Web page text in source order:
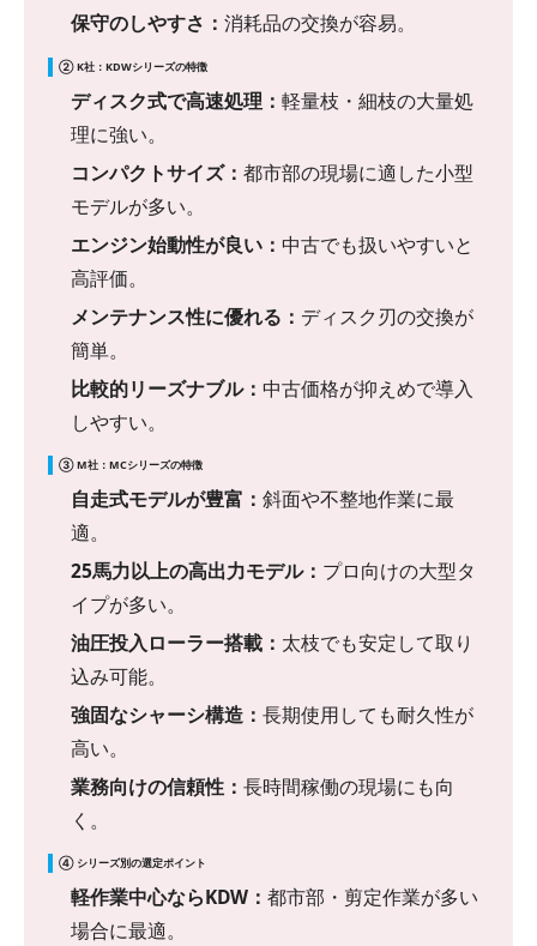
保守のしやすさ： 消耗品の交換が容易。
② K社：KDWシリーズの特徴
ディスク式で高速処理： 軽量枝・細枝の大量処
理に強い。
コンパクトサイズ： 都市部の現場に適した小型
モデルが多い。
エンジン始動性が良い： 中古でも扱いやすいと
高評価。
メンテナンス性に優れる： ディスク刃の交換が
簡単。
比較的リーズナブル： 中古価格が抑えめで導入
しやすい。
③ M社：MCシリーズの特徴
自走式モデルが豊富： 斜面や不整地作業に最
適。
25馬力以上の高出力モデル： プロ向けの大型タ
イプが多い。
油圧投入ローラー搭載： 太枝でも安定して取り
込み可能。
強固なシャーシ構造： 長期使用しても耐久性が
高い。
業務向けの信頼性： 長時間稼働の現場にも向
く。
④ シリーズ別の選定ポイント
軽作業中心ならKDW： 都市部・剪定作業が多い
場合に最適。